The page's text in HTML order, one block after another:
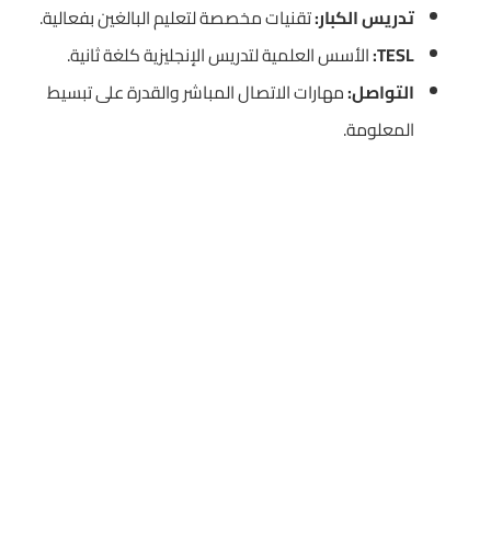
تدريس الكبار:تقنيات مخصصة لتعليم البالغين بفعالية.
TESL: الأسس العلمية لتدريس الإنجليزية كلغة ثانية.
التواصل:مهارات الاتصال المباشر والقدرة على تبسيط
المعلومة.